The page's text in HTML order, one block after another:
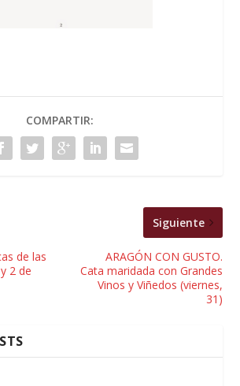
COMPARTIR:
de las
2 de
Siguiente
ARAGÓN CON GUSTO.
Cata maridada con Grandes
Vinos y Viñedos (viernes,
31)